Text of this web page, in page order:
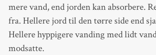
mere vand, end jorden kan absorbere.
fra. Hellere jord til den tørre side end
Hellere hyppigere vanding med lidt
modsatte.